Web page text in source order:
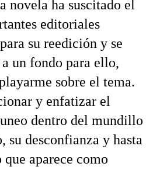
novela ha suscitado el
editoriales
su reedición y se
un fondo para ello,
sobre el tema.
y enfatizar el
dentro del mundillo
desconfianza y hasta
aparece como